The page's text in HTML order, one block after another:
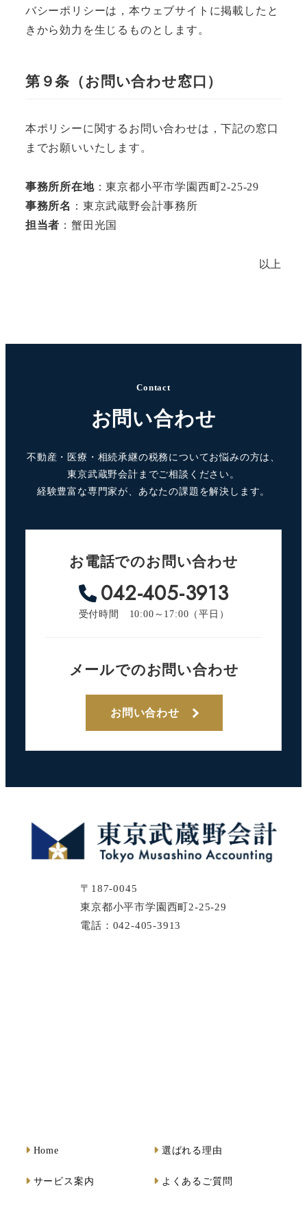
バシーポリシーは，本ウェブサイトに掲載したと
きから効力を生じるものとします。
第９条（お問い合わせ窓口）
本ポリシーに関するお問い合わせは，下記の窓口
までお願いいたします。
事務所所在地：東京都小平市学園西町2-25-29
事務所名 ：東京武蔵野会計事務所
担当者 ：蟹田光国
以上
Contact
お問い合わせ
不動産・医療・相続承継の税務についてお悩みの方は、
東京武蔵野会計までご相談ください。
経験豊富な専門家が、あなたの課題を解決します。
お電話でのお問い合わせ
042-405-3913
受付時間 10:00～17:00（平日）
メールでのお問い合わせ
お問い合わせ
〒187-0045
東京都小平市学園西町2-25-29
電話：042-405-3913
Home 選ばれる理由
サービス案内 よくあるご質問